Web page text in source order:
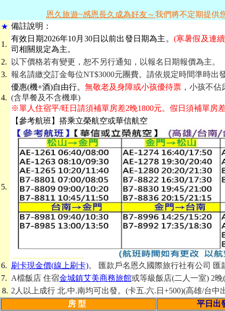
恩久旅遊~感恩長久成為好友～我們將不定期提供
★ 備註說明：
1.
有效日期2026年10月30日以前出發日期為主。 (寒暑假及連
司相關規定為主。
2.
以下價格若有變更，恕不另行通知，以報名日期報價為主。
3. 報名請繳交訂金每位NT$3000元團費。請依規定時間準時出
4.
優惠(機+酒)自由行。 無敬老及身障或小孩優待票 ，小孩不
(含早餐及不含機車)
※單人住宿平/旺日請須補單房差2晚1800元。假日須補單房
5.
【參考航班】搭乘立榮航空或華信航空
6. 刷卡現金價(線上刷卡)。
匯款戶名恩久國際旅行社有公司 匯
7. A檔飯店 住宿金城鎮艾美商務旅館或等級飯店(二人一室) 2
8. 2人以上成行 北.中.南均可出發。(卡五.六.日+500)(高雄/台中
房 型
平日出